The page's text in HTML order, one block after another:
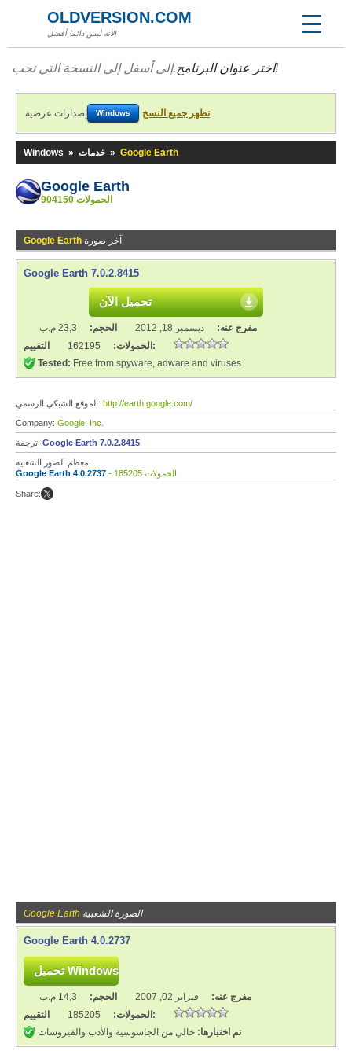
OLDVERSION.COM
لأنه ليس دائما أفضل!
اختر عنوان البرنامج.إلى أسفل إلى النسخة التي تحب!
إصدارات عرضية Windows تظهر جميع النسخ
Windows » خدمات » Google Earth
Google Earth
904150 الحمولات
Google Earth آخر صورة
Google Earth 7.0.2.8415
تحميل الآن
مفرج عنه: ديسمبر 18, 2012 الحجم:
23,3 م.ب
الحمولات:
162195
التقييم:
Tested: Free from spyware, adware and viruses
الموقع الشبكي الرسمي: http://earth.google.com/
Company: Google, Inc.
ترجمة: Google Earth 7.0.2.8415
معظم الصور الشعبية:
Google Earth 4.0.2737
- 185205 الحمولات
Share:
Google Earth الصورة الشعبية
Google Earth 4.0.2737
مفرج عنه: فبراير 02, 2007 الحجم:
14,3 م.ب
الحمولات:
185205
التقييم:
تم اختبارها: خالي من الجاسوسية والأدب والفيروسات